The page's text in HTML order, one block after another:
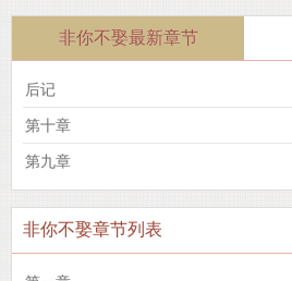
非你不娶最新章节
后记
第十章
第九章
非你不娶章节列表